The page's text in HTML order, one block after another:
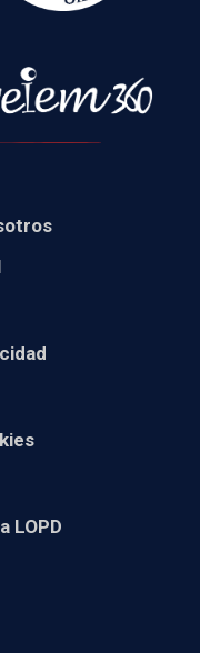
LOPD